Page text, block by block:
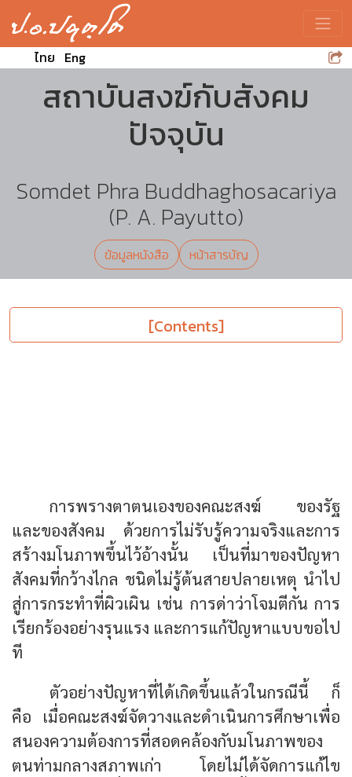
ไทย Eng
สถาบันสงฆ์กับสังคม
ปัจจุบัน
Somdet Phra Buddhaghosacariya
(P. A. Payutto)
ข้อมูลหนังสือ หน้าสารบัญ
[Contents]
การพรางตาตนเองของคณะสงฆ์ ของรัฐ
และของสังคม ด้วยการไม่รับรู้ความจริงและการ
สร้างมโนภาพขึ้นไว้อ้างนั้น เป็นที่มาของปัญหา
สังคมที่กว้างไกล ชนิดไม่รู้ต้นสายปลายเหตุ นำไป
สู่การกระทำที่ผิวเผิน เช่น การด่าว่าโจมตีกัน การ
เรียกร้องอย่างรุนแรง และการแก้ปัญหาแบบขอไป
ที
ตัวอย่างปัญหาที่ได้เกิดขึ้นแล้วในกรณีนี้ ก็
คือ เมื่อคณะสงฆ์จัดวางและดำเนินการศึกษาเพื่อ
สนองความต้องการที่สอดคล้องกับมโนภาพของ
ตนท่ามกลางสภาพเก่า โดยไม่ได้จัดการแก้ไข